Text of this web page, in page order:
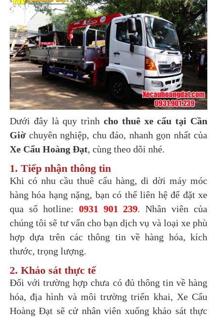
Dưới đây là quy trình cho thuê xe cẩu tại Cần
Giờ chuyên nghiệp, chu đáo, nhanh gọn nhất của
Xe Cẩu Hoàng Đạt, cùng theo dõi nhé.
1. Tiếp nhận thông tin
Khi có nhu cầu thuê cẩu hàng, di dời máy móc
hàng hóa hạng nặng, bạn có thể liên hệ để đặt xe
qua số hotline: 0931 901 239. Nhân viên của
chúng tôi sẽ tư vấn cho bạn dịch vụ và loại xe phù
hợp dựa trên các thông tin về hàng hóa, kích
thước, trọng lượng.
2. Khảo sát thực tế
Đối với trường hợp chưa có đủ thông tin về hàng
hóa, địa hình và môi trường triển khai, Xe Cẩu
Hoàng Đạt sẽ cử nhân viên xuống khảo sát thực